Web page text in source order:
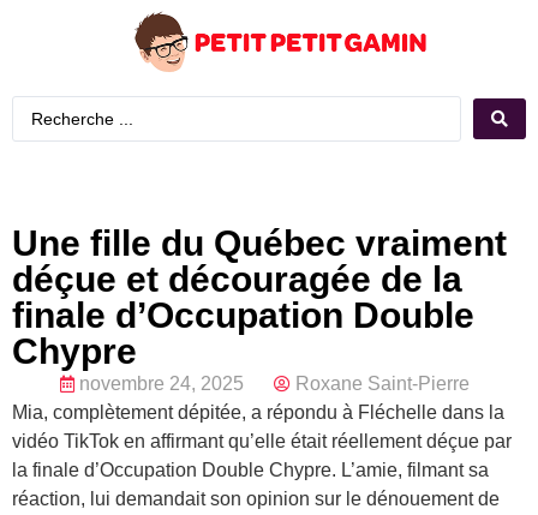
Une fille du Québec vraiment
déçue et découragée de la
finale d’Occupation Double
Chypre
novembre 24, 2025
Roxane Saint-Pierre
Mia, complètement dépitée, a répondu à Fléchelle dans la
vidéo TikTok en affirmant qu’elle était réellement déçue par
la finale d’Occupation Double Chypre. L’amie, filmant sa
réaction, lui demandait son opinion sur le dénouement de